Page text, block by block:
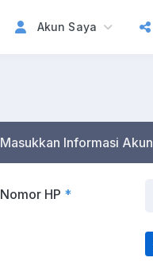
Akun Saya
Masukkan Informasi Akun
Nomor HP *